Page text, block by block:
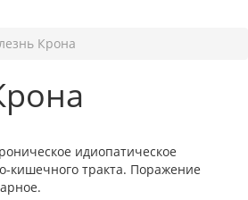
Крона
идиопатическое
кишечного тракта. Поражение